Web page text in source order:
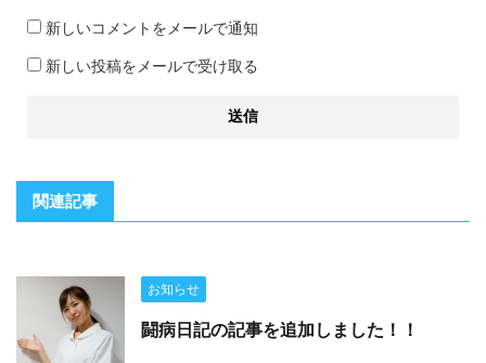
新しいコメントをメールで通知
新しい投稿をメールで受け取る
関連記事
お知らせ
闘病日記の記事を追加しました！！